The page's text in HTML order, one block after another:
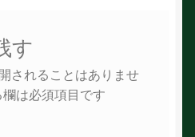
す
されることはありませ
は必須項目です